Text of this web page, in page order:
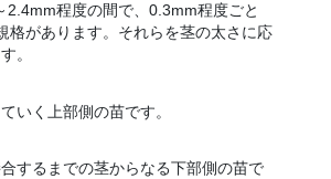
2.4mm程度の間で、0.3mm程度ごと
格があります。それらを茎の太さに応
。
いく上部側の苗です。
するまでの茎からなる下部側の苗で